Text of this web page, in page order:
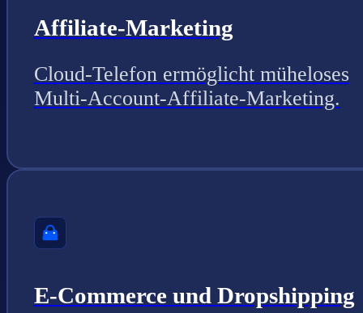
Affiliate-Marketing
Cloud-Telefon ermöglicht müheloses
Multi-Account-Affiliate-Marketing.
E-Commerce und Dropshipping